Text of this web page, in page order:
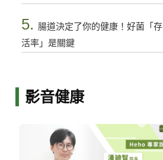
5. 腸道決定了你的健康！好菌「存
活率」是關鍵
影音健康